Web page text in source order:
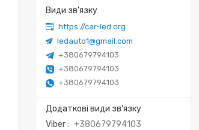
https://car-led.org
ledauto1@gmail.com
+380679794103
+380679794103
+380679794103
Viber
+380679794103